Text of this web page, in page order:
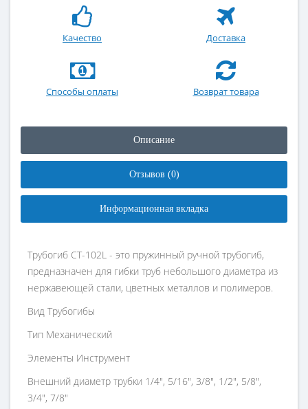
Качество Доставка
Способы оплаты Возврат товара
Описание
Отзывов (0)
Информационная вкладка
Трубогиб CT-102L - это пружинный ручной трубогиб,
предназначен для гибки труб небольшого диаметра из
нержавеющей стали, цветных металлов и полимеров.
Вид Трубогибы
Тип Механический
Элементы Инструмент
Внешний диаметр трубки 1/4", 5/16", 3/8", 1/2", 5/8",
3/4", 7/8"